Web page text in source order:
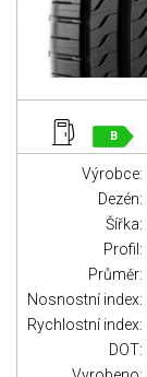
B
Výrobce:
Dezén:
Šířka:
Profil:
Průměr:
Nosnostní index:
Rychlostní index:
DOT: